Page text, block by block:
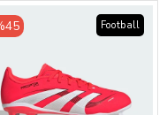
Football